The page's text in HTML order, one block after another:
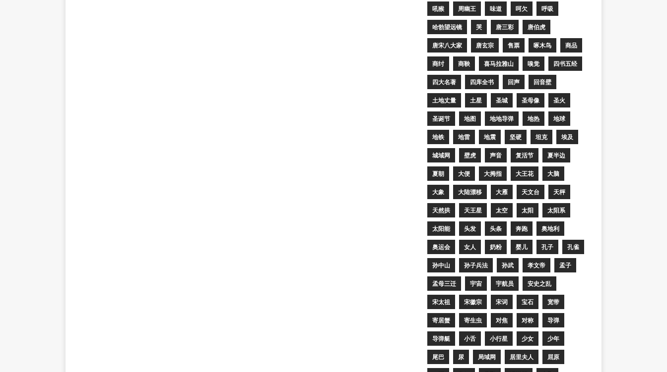
吼猴 周幽王 味道 呵欠 呼吸
哈勃望远镜 哭 唐三彩 唐伯虎
唐宋八大家 唐玄宗 售票 啄木鸟 商品
商纣 商鞅 喜马拉雅山 嗅觉 四书五经
四大名著 四库全书 回声 回音壁
土地丈量 土星 圣城 圣母像 圣火
圣诞节 地图 地地导弹 地热 地球
地铁 地雷 地震 坚硬 坦克 埃及
城域网 壁虎 声音 复活节 夏半边
夏朝 大便 大拇指 大王花 大脑
大象 大陆漂移 大雁 天文台 天枰
天然拱 天王星 太空 太阳 太阳系
太阳能 头发 头条 奔跑 奥地利
奥运会 女人 奶粉 婴儿 孔子 孔雀
孙中山 孙子兵法 孙武 孝文帝 孟子
孟母三迁 宇宙 宇航员 安史之乱
宋太祖 宋徽宗 宋词 宝石 宽带
寄居蟹 寄生虫 对焦 对称 导弹
导弹艇 小舌 小行星 少女 少年
尾巴 尿 局域网 居里夫人 屈原